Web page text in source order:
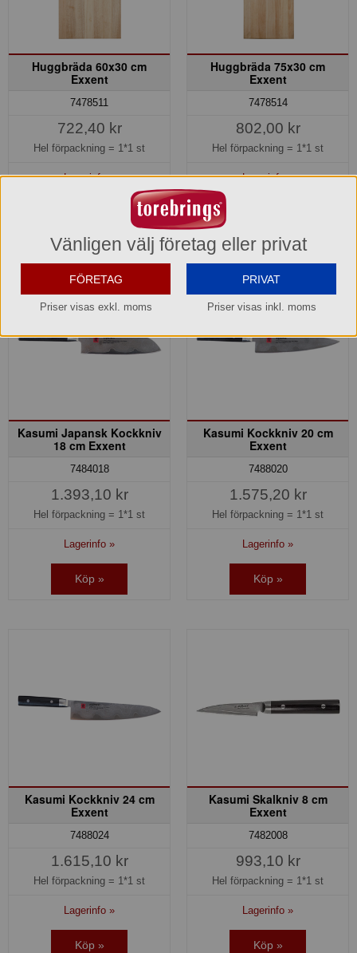
Huggbräda 60x30 cm
Exxent
7478511
722,40 kr
Hel förpackning = 1*1 st
Lagerinfo »
Huggbräda 75x30 cm
Exxent
7478514
802,00 kr
Hel förpackning = 1*1 st
Lagerinfo »
Kasumi Japansk Kockkniv
18 cm Exxent
7484018
1.393,10 kr
Hel förpackning = 1*1 st
Lagerinfo »
Köp »
Kasumi Kockkniv 20 cm
Exxent
7488020
1.575,20 kr
Hel förpackning = 1*1 st
Lagerinfo »
Köp »
Kasumi Kockkniv 24 cm
Exxent
7488024
1.615,10 kr
Hel förpackning = 1*1 st
Lagerinfo »
Köp »
Kasumi Skalkniv 8 cm
Exxent
7482008
993,10 kr
Hel förpackning = 1*1 st
Lagerinfo »
Köp »
Vänligen välj företag eller privat
FÖRETAG
Priser visas exkl. moms
PRIVAT
Priser visas inkl. moms